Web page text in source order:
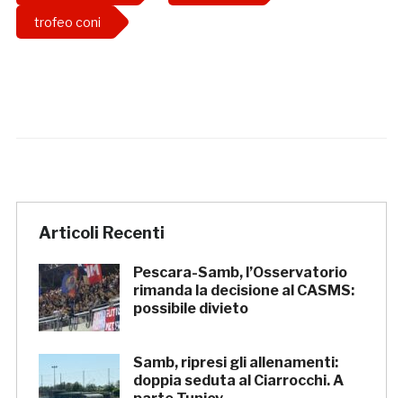
trofeo coni
Articoli Recenti
Pescara-Samb, l’Osservatorio
rimanda la decisione al CASMS:
possibile divieto
Samb, ripresi gli allenamenti:
doppia seduta al Ciarrocchi. A